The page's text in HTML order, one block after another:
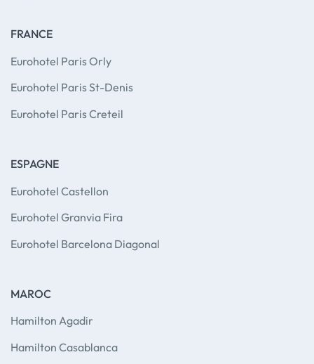
Chambre Double Supérieure
1 Chambre
65.22€/nuit
FRANCE
Eurohotel Paris Orly
Eurohotel Paris St-Denis
Eurohotel Paris Creteil
ESPAGNE
Eurohotel Castellon
Eurohotel Granvia Fira
Eurohotel Barcelona Diagonal
MAROC
Hamilton Agadir
Hamilton Casablanca